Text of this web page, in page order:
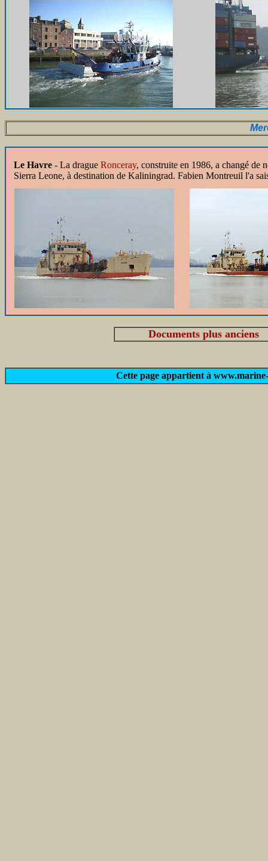
Le Havre - La drague Ronceray, construite en 1986, a changé de
Sierra Leone, à destination de Kaliningrad. Fabien Montreuil l'a
Documents plus anciens
Cette page appartient à